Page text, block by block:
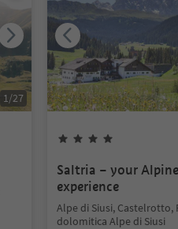
1/27
Saltria – your Alpine
experience
Alpe di Siusi, Castelrotto,
dolomitica Alpe di Siusi